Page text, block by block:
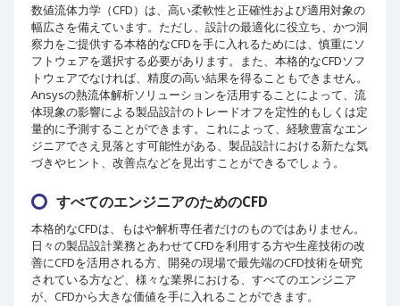
数値流体力学（CFD）は、高い柔軟性と正確性および適用対象の
幅広さを備えています。ただし、設計の最適化に役立ち、かつ洞
察力をご提供する本格的なCFDを手に入れるためには、慎重にソ
フトウェアを選択する必要があります。また、本格的なCFDソフ
トウェアでなければ、精度の高い結果を得ることもできません。
Ansysの熱流体解析ソリューションを活用することによって、流
体現象の影響による製品設計のトレードオフを定性的もしくは定
量的に予測することができます。これによって、経験豊富なエン
ジニアでさえ見落とす可能性がある、製品設計における新たな気
づきやヒント、改善点などを見出すことができるでしょう。
すべてのエンジニアのためのCFD
本格的なCFDは、もはや解析専任者だけのものではありません。
日々の製品設計業務とあわせてCFDを利用する方や生産技術の改
善にCFDを活用される方、開発の現場で最先端のCFD技術を研究
されている方など、様々な業界における、すべてのエンジニア
が、CFDから大きな価値を手に入れることができます。